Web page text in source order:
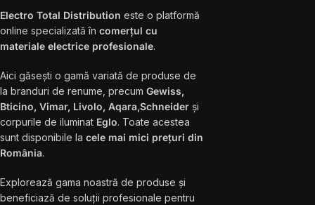
Electro Total Distribution este o platformă
online specializată în comerțul cu
materiale electrice profesionale.
Aici găsești o gamă variată de produse de
la branduri de renume, precum Gewiss,
Bticino, Vimar, Livolo, Aqara,Schneider și
corpurile de iluminat Eglo. Toate acestea
sunt disponibile la cele mai mici prețuri din
România.
Explorează gama noastră de produse și
beneficiază de soluții profesionale pentru